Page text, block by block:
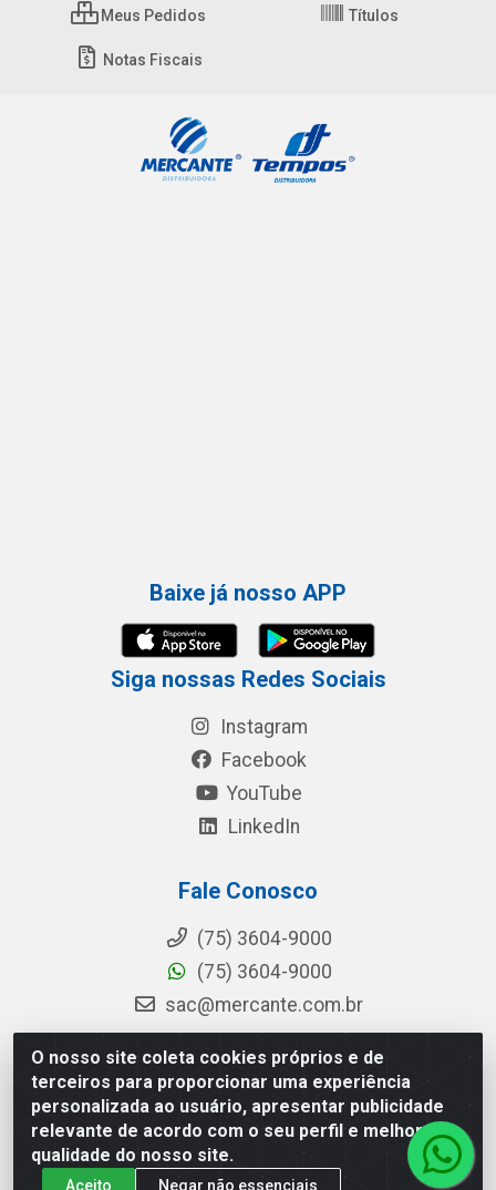
O nosso site coleta cookies próprios e de
terceiros para proporcionar uma experiência
personalizada ao usuário, apresentar publicidade
relevante de acordo com o seu perfil e melhorar a
qualidade do nosso site.
Aceito Negar não essenciais
Meus Pedidos Títulos
Notas Fiscais
Baixe já nosso APP
Siga nossas Redes Sociais
Instagram
Facebook
YouTube
LinkedIn
Fale Conosco
(75) 3604-9000
(75) 3604-9000
sac@mercante.com.br
Mercante Distribuidora - Rua Mercante, 699 - Aviário, Feira de
Santana/BA - CEP 44.096-218 - CNPJ 96.755.848/0001-08